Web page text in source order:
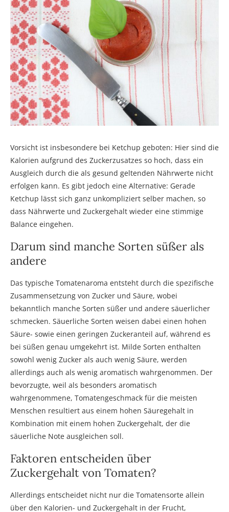
Vorsicht ist insbesondere bei Ketchup geboten: Hier sind die
Kalorien aufgrund des Zuckerzusatzes so hoch, dass ein
Ausgleich durch die als gesund geltenden Nährwerte nicht
erfolgen kann. Es gibt jedoch eine Alternative: Gerade
Ketchup lässt sich ganz unkompliziert selber machen, so
dass Nährwerte und Zuckergehalt wieder eine stimmige
Balance eingehen.
Darum sind manche Sorten süßer als
andere
Das typische Tomatenaroma entsteht durch die spezifische
Zusammensetzung von Zucker und Säure, wobei
bekanntlich manche Sorten süßer und andere säuerlicher
schmecken. Säuerliche Sorten weisen dabei einen hohen
Säure- sowie einen geringen Zuckeranteil auf, während es
bei süßen genau umgekehrt ist. Milde Sorten enthalten
sowohl wenig Zucker als auch wenig Säure, werden
allerdings auch als wenig aromatisch wahrgenommen. Der
bevorzugte, weil als besonders aromatisch
wahrgenommene, Tomatengeschmack für die meisten
Menschen resultiert aus einem hohen Säuregehalt in
Kombination mit einem hohen Zuckergehalt, der die
säuerliche Note ausgleichen soll.
Faktoren entscheiden über
Zuckergehalt von Tomaten?
Allerdings entscheidet nicht nur die Tomatensorte allein
über den Kalorien- und Zuckergehalt in der Frucht,